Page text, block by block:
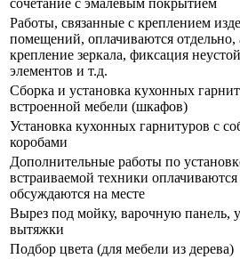
сочетание с эмалевым покрытием
Работы, связанные с креплением
помещений, оплачиваются отдельно,
крепление зеркала, фиксация
элементов и т.д.
Сборка и установка кухонных
встроенной мебели (шкафов)
Установка кухонных гарнитуров с
коробами
Дополнительные работы по
встраиваемой техники оплачиваются
обсуждаются на месте
Вырез под мойку, варочную панель,
вытяжки
Подбор цвета (для мебели из дерева)